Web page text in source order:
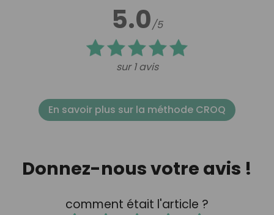
5.0/5
sur 1 avis
En savoir plus sur la méthode CROQ
Donnez-nous votre avis !
comment était l'article ?